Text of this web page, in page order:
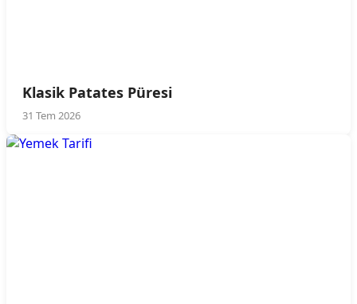
Klasik Patates Püresi
31 Tem 2026